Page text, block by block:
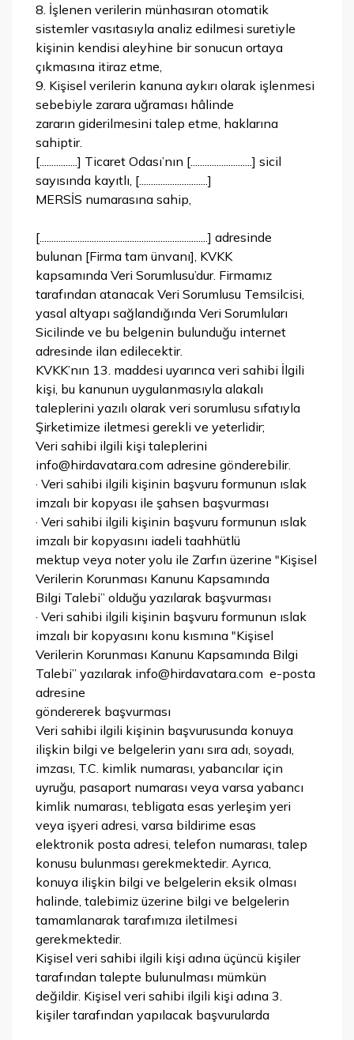
8. İşlenen verilerin münhasıran otomatik
sistemler vasıtasıyla analiz edilmesi suretiyle
kişinin kendisi aleyhine bir sonucun ortaya
çıkmasına itiraz etme,
9. Kişisel verilerin kanuna aykırı olarak işlenmesi
sebebiyle zarara uğraması hâlinde
zararın giderilmesini talep etme, haklarına
sahiptir.
[................] Ticaret Odası’nın [..........................] sicil
sayısında kayıtlı, [.............................]
MERSİS numarasına sahip,
[.......................................................................] adresinde
bulunan [Firma tam ünvanı], KVKK
kapsamında Veri Sorumlusu’dur. Firmamız
tarafından atanacak Veri Sorumlusu Temsilcisi,
yasal altyapı sağlandığında Veri Sorumluları
Sicilinde ve bu belgenin bulunduğu internet
adresinde ilan edilecektir.
KVKK’nın 13. maddesi uyarınca veri sahibi İlgili
kişi, bu kanunun uygulanmasıyla alakalı
taleplerini yazılı olarak veri sorumlusu sıfatıyla
Şirketimize iletmesi gerekli ve yeterlidir;
Veri sahibi ilgili kişi taleplerini
info@hirdavatara.com adresine gönderebilir.
· Veri sahibi ilgili kişinin başvuru formunun ıslak
imzalı bir kopyası ile şahsen başvurması
· Veri sahibi ilgili kişinin başvuru formunun ıslak
imzalı bir kopyasını iadeli taahhütlü
mektup veya noter yolu ile Zarfın üzerine "Kişisel
Verilerin Korunması Kanunu Kapsamında
Bilgi Talebi” olduğu yazılarak başvurması
· Veri sahibi ilgili kişinin başvuru formunun ıslak
imzalı bir kopyasını konu kısmına "Kişisel
Verilerin Korunması Kanunu Kapsamında Bilgi
Talebi” yazılarak info@hirdavatara.com e-posta
adresine
göndererek başvurması
Veri sahibi ilgili kişinin başvurusunda konuya
ilişkin bilgi ve belgelerin yanı sıra adı, soyadı,
imzası, T.C. kimlik numarası, yabancılar için
uyruğu, pasaport numarası veya varsa yabancı
kimlik numarası, tebligata esas yerleşim yeri
veya işyeri adresi, varsa bildirime esas
elektronik posta adresi, telefon numarası, talep
konusu bulunması gerekmektedir. Ayrıca,
konuya ilişkin bilgi ve belgelerin eksik olması
halinde, talebimiz üzerine bilgi ve belgelerin
tamamlanarak tarafımıza iletilmesi
gerekmektedir.
Kişisel veri sahibi ilgili kişi adına üçüncü kişiler
tarafından talepte bulunulması mümkün
değildir. Kişisel veri sahibi ilgili kişi adına 3.
kişiler tarafından yapılacak başvurularda